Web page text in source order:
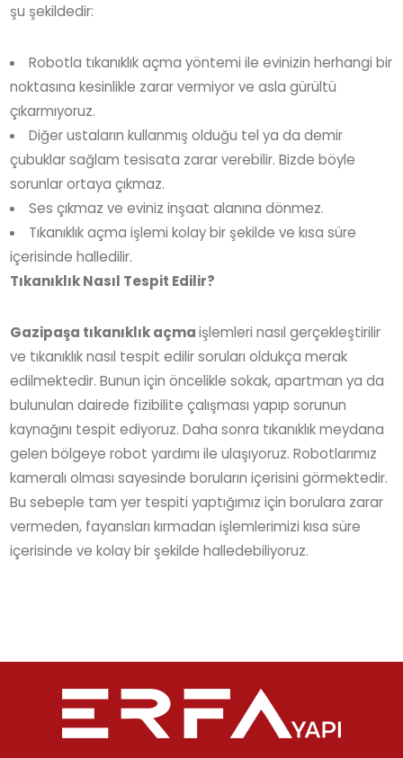
şu şekildedir:
Robotla tıkanıklık açma yöntemi ile evinizin herhangi bir
noktasına kesinlikle zarar vermiyor ve asla gürültü
çıkarmıyoruz.
Diğer ustaların kullanmış olduğu tel ya da demir
çubuklar sağlam tesisata zarar verebilir. Bizde böyle
sorunlar ortaya çıkmaz.
Ses çıkmaz ve eviniz inşaat alanına dönmez.
Tıkanıklık açma işlemi kolay bir şekilde ve kısa süre
içerisinde halledilir.
Tıkanıklık Nasıl Tespit Edilir?
Gazipaşa tıkanıklık açmaişlemleri nasıl gerçekleştirilir
ve tıkanıklık nasıl tespit edilir soruları oldukça merak
edilmektedir. Bunun için öncelikle sokak, apartman ya da
bulunulan dairede fizibilite çalışması yapıp sorunun
kaynağını tespit ediyoruz. Daha sonra tıkanıklık meydana
gelen bölgeye robot yardımı ile ulaşıyoruz. Robotlarımız
kameralı olması sayesinde boruların içerisini görmektedir.
Bu sebeple tam yer tespiti yaptığımız için borulara zarar
vermeden, fayansları kırmadan işlemlerimizi kısa süre
içerisinde ve kolay bir şekilde halledebiliyoruz.